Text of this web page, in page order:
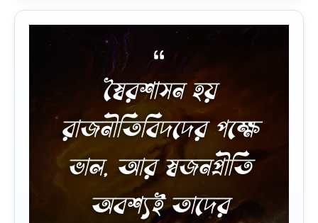
স্বৈরশাসন হয়
রাজনীতিবিদদের পক্ষে
ভাল, আর স্বজনপ্রীতি
অবশ্যই তাদের